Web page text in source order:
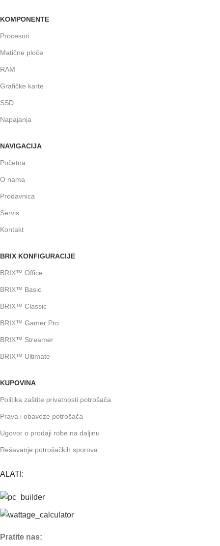
KOMPONENTE
Procesori
Matične ploče
RAM
Grafičke karte
SSD
Napajanja
NAVIGACIJA
Početna
O nama
Prodavnica
Servis
Kontakt
BRIX KONFIGURACIJE
BRIX™ Office
BRIX™ Basic
BRIX™ Classic
BRIX™ Gamer Pro
BRIX™ Streamer
BRIX™ Ultimate
KUPOVINA
Politika zaštite privatnosti potrošača
Prava i obaveze potrošača
Ugovor o prodaji robe na daljinu
Rešavanje potrošačkih sporova
ALATI:
Pratite nas: